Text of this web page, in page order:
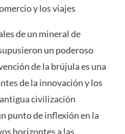
y los viajes
de un mineral de
un poderoso
de la brújula es una
de la innovación y los
antigua civilización
punto de inflexión en la
horizontes a las